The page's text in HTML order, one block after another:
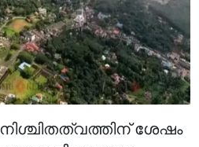
ശേഷം